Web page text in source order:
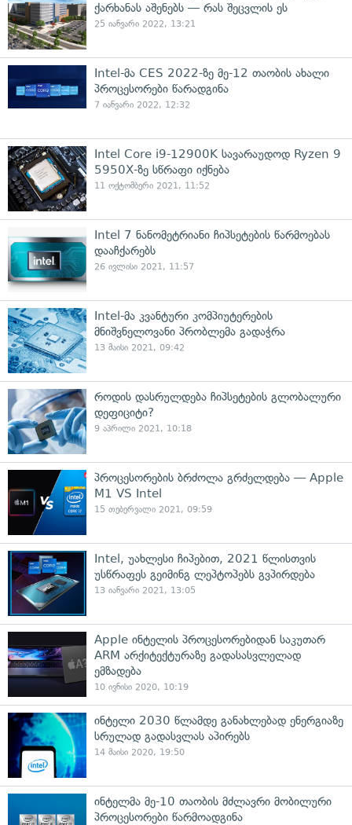
ქარხანას აშენებს — რას შეცვლის ეს
25 იანვარი 2022, 13:21
Intel-მა CES 2022-ზე მე-12 თაობის ახალი
პროცესორები წარადგინა
7 იანვარი 2022, 12:32
Intel Core i9-12900K სავარაუდოდ Ryzen 9
5950X-ზე სწრაფი იქნება
11 ოქტომბერი 2021, 11:52
Intel 7 ნანომეტრიანი ჩიპსეტების წარმოებას
დააჩქარებს
26 ივლისი 2021, 11:57
Intel-მა კვანტური კომპიუტერების
მნიშვნელოვანი პრობლემა გადაჭრა
13 მაისი 2021, 09:42
როდის დასრულდება ჩიპსეტების გლობალური
დეფიციტი?
9 აპრილი 2021, 10:18
პროცესორების ბრძოლა გრძელდება — Apple
M1 VS Intel
15 თებერვალი 2021, 09:59
Intel, უახლესი ჩიპებით, 2021 წლისთვის
უსწრაფეს გეიმინგ ლეპტოპებს გვპირდება
13 იანვარი 2021, 13:05
Apple ინტელის პროცესორებიდან საკუთარ
ARM არქიტექტურაზე გადასასვლელად
ემზადება
10 ივნისი 2020, 10:19
ინტელი 2030 წლამდე განახლებად ენერგიაზე
სრულად გადასვლას აპირებს
14 მაისი 2020, 19:50
ინტელმა მე-10 თაობის მძლავრი მობილური
პროცესორები წარმოადგინა